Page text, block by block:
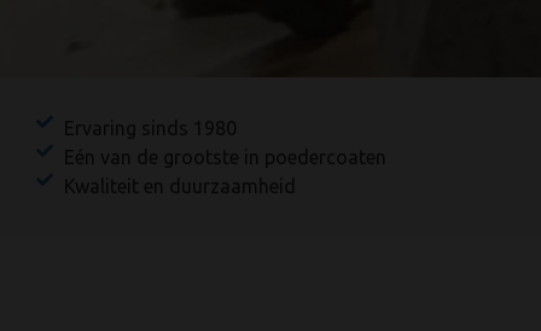
Ervaring sinds 1980
Eén van de grootste in poedercoaten
Kwaliteit en duurzaamheid